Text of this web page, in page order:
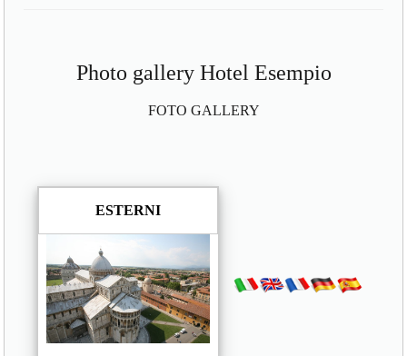
Photo gallery Hotel Esempio
FOTO GALLERY
ESTERNI